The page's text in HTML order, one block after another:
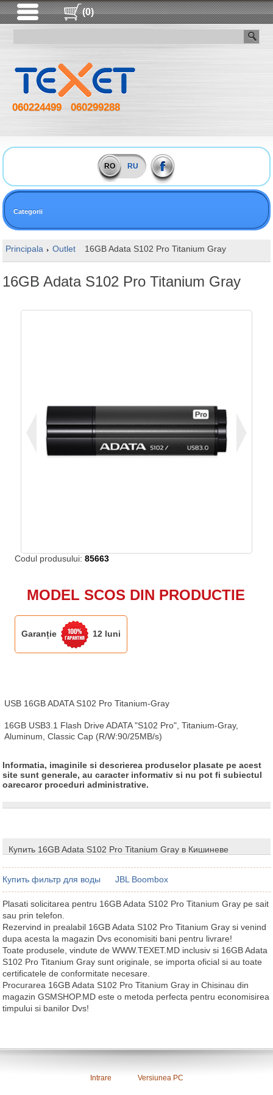
(0)
060224499 060299288
RO RU
Categorii
Principala Outlet 16GB Adata S102 Pro Titanium Gray
16GB Adata S102 Pro Titanium Gray
Codul produsului:85663
MODEL SCOS DIN PRODUCTIE
Garanție 12 luni
USB 16GB ADATA S102 Pro Titanium-Gray
16GB USB3.1 Flash Drive ADATA "S102 Pro", Titanium-Gray,
Aluminum, Classic Cap (R/W:90/25MB/s)
Informatia, imaginile si descrierea produselor plasate pe acest
site sunt generale, au caracter informativ si nu pot fi subiectul
oarecaror proceduri administrative.
Купить 16GB Adata S102 Pro Titanium Gray в Кишиневе
Купить фильтр для воды JBL Boombox
Plasati solicitarea pentru 16GB Adata S102 Pro Titanium Gray pe sait
sau prin telefon.
Rezervind in prealabil 16GB Adata S102 Pro Titanium Gray si venind
dupa acesta la magazin Dvs economisiti bani pentru livrare!
Toate produsele, vindute de WWW.TEXET.MD inclusiv si 16GB Adata
S102 Pro Titanium Gray sunt originale, se importa oficial si au toate
certificatele de conformitate necesare.
Procurarea 16GB Adata S102 Pro Titanium Gray in Chisinau din
magazin GSMSHOP.MD este o metoda perfecta pentru economisirea
timpului si banilor Dvs!
Intrare Versiunea PC